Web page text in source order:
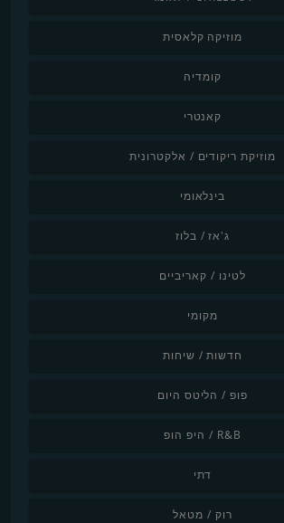
מוזיקה קלאסית
קומדיה
קאנטרי
מוזיקת ריקודים / אלקטרונית
בינלאומי
ג'אז / בלוז
לטינו / קאריביים
מקומי
חדשות / שיחות
פופ / הליטס היום
R&B / היפ הופ
דתי
רוק / מטאל